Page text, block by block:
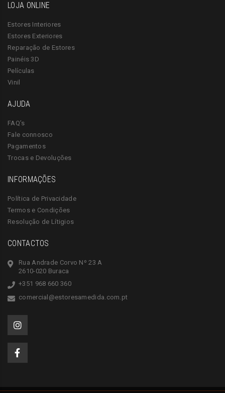
LOJA ONLINE
Estores Interiores
Estores Exteriores
Reparação de Estores
Painéis 3D
Películas
Vinil
AJUDA
FAQ’s
Fale connosco
Pagamentos
Trocas e Devoluções
INFORMAÇÕES
Política de Privacidade
Termos e Condições
Resolução de Lítigios
CONTACTOS
Rua Andrade Corvo Nº 23 A
2610-020 Buraca
+351 968 660 360
comercial@estoresamedida.com.pt